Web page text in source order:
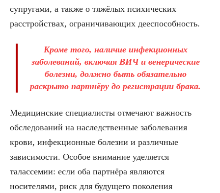
супругами, а также о тяжёлых психических
расстройствах, ограничивающих дееспособность.
Кроме того, наличие инфекционных
заболеваний, включая ВИЧ и венерические
болезни, должно быть обязательно
раскрыто партнёру до регистрации брака.
Медицинские специалисты отмечают важность
обследований на наследственные заболевания
крови, инфекционные болезни и различные
зависимости. Особое внимание уделяется
талассемии: если оба партнёра являются
носителями, риск для будущего поколения